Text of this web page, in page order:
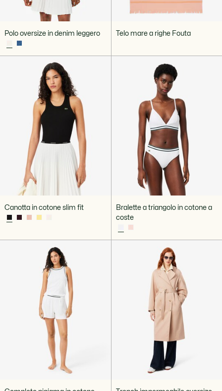
Polo oversize in denim leggero Telo mare a righe Fouta
Canotta in cotone slim fit
Bralette a triangolo in cotone a
coste